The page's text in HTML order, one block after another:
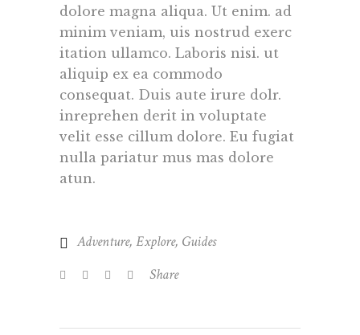
dolore magna aliqua. Ut enim. ad
minim veniam, uis nostrud exerc
itation ullamco. Laboris nisi. ut
aliquip ex ea commodo
consequat. Duis aute irure dolr.
inreprehen derit in voluptate
velit esse cillum dolore. Eu fugiat
nulla pariatur mus mas dolore
atun.
Adventure, Explore, Guides
Share